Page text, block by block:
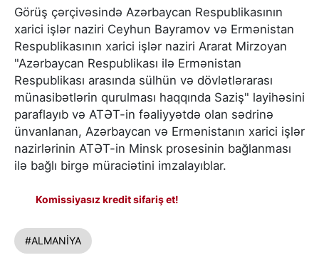
Görüş çərçivəsində Azərbaycan Respublikasının
xarici işlər naziri Ceyhun Bayramov və Ermənistan
Respublikasının xarici işlər naziri Ararat Mirzoyan
"Azərbaycan Respublikası ilə Ermənistan
Respublikası arasında sülhün və dövlətlərarası
münasibətlərin qurulması haqqında Saziş" layihəsini
paraflayıb və ATƏT-in fəaliyyətdə olan sədrinə
ünvanlanan, Azərbaycan və Ermənistanın xarici işlər
nazirlərinin ATƏT-in Minsk prosesinin bağlanması
ilə bağlı birgə müraciətini imzalayıblar.
Komissiyasız kredit sifariş et!
#ALMANİYA